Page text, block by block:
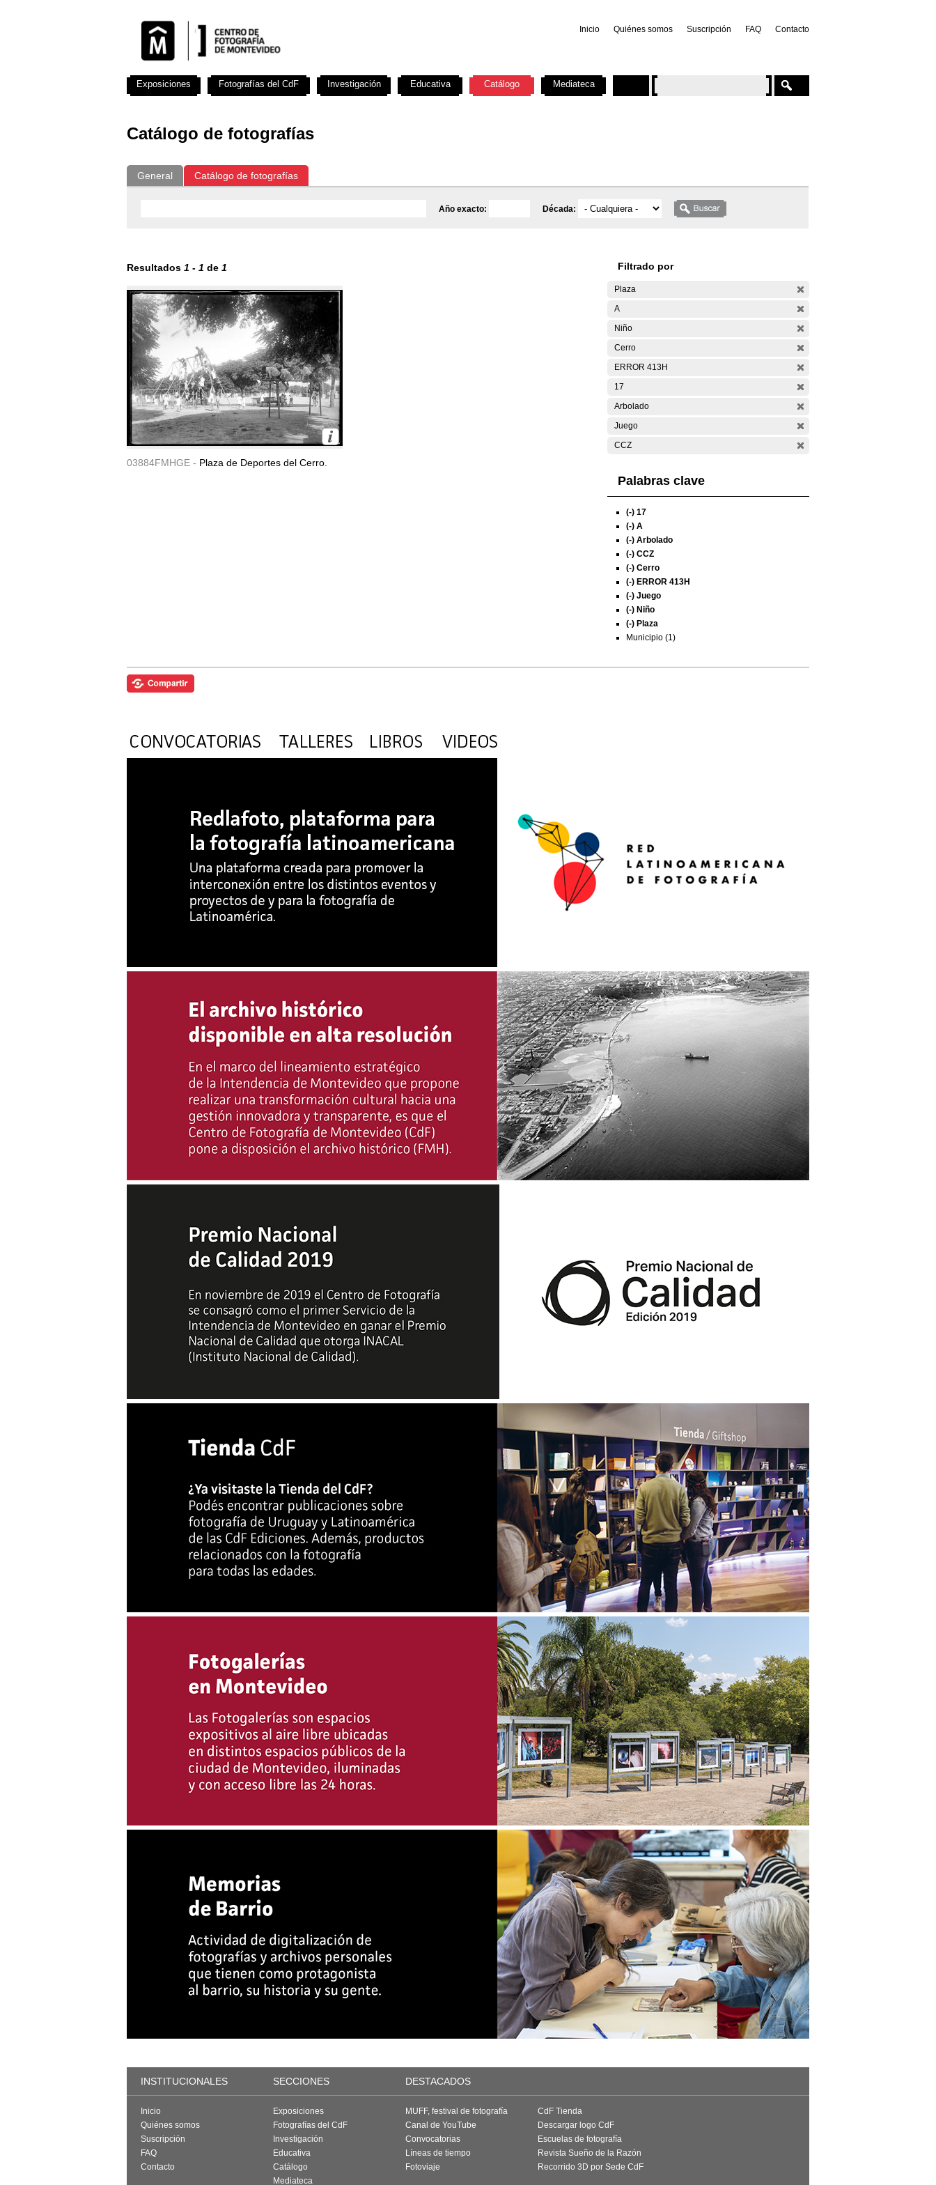
Inicio Quiénes somos Suscripción FAQ Contacto
Catálogo de fotografías
General Catálogo de fotografías
Año exacto: Década:
Resultados 1 - 1 de 1
03884FMHGE - Plaza de Deportes del Cerro.
Filtrado por
Plaza
A
Niño
Cerro
ERROR 413H
17
Arbolado
Juego
CCZ
Palabras clave
(-) 17
(-) A
(-) Arbolado
(-) CCZ
(-) Cerro
(-) ERROR 413H
(-) Juego
(-) Niño
(-) Plaza
Municipio (1)
Exposiciones Fotografías del CdF Investigación Educativa Catálogo Mediateca
INSTITUCIONALES SECCIONES DESTACADOS
Inicio
Quiénes somos
Suscripción
FAQ
Contacto
Exposiciones
Fotografías del CdF
Investigación
Educativa
Catálogo
Mediateca
MUFF, festival de fotografía
Canal de YouTube
Convocatorias
Líneas de tiempo
Fotoviaje
CdF Tienda
Descargar logo CdF
Escuelas de fotografía
Revista Sueño de la Razón
Recorrido 3D por Sede CdF